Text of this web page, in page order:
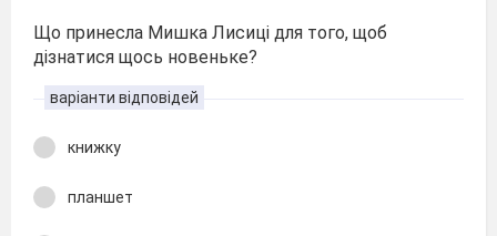
Що принесла Мишка Лисиці для того, щоб
дізнатися щось новеньке?
варіанти відповідей
книжку
планшет